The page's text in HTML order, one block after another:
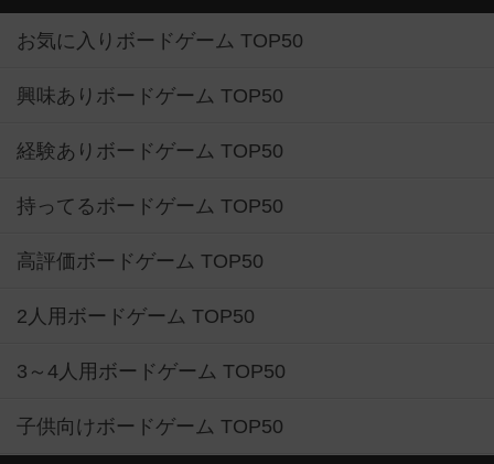
お気に入りボードゲーム TOP50
興味ありボードゲーム TOP50
経験ありボードゲーム TOP50
持ってるボードゲーム TOP50
高評価ボードゲーム TOP50
2人用ボードゲーム TOP50
3～4人用ボードゲーム TOP50
子供向けボードゲーム TOP50